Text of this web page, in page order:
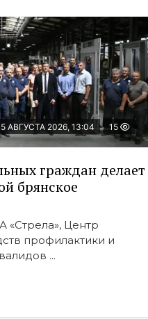
5 АВГУСТА 2026, 13:04 15
граждан делает
брянское
«Стрела», Центр
профилактики и
...